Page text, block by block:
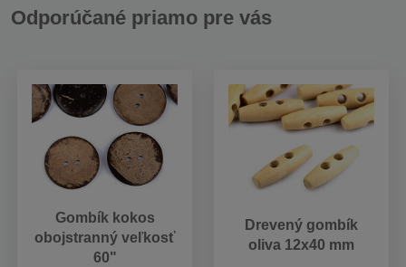
Odporúčané priamo pre vás
Gombík kokos
obojstranný veľkosť
60"
Drevený gombík
oliva 12x40 mm